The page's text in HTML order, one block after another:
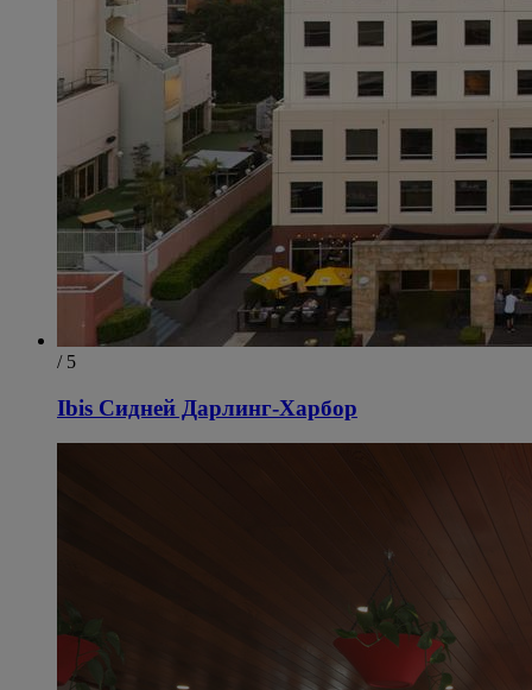
/ 5
Ibis Сидней Дарлинг-Харбор